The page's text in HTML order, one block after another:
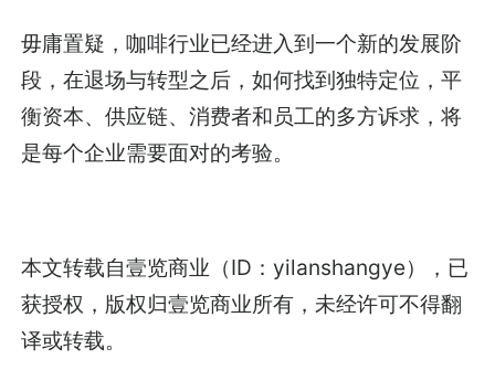
毋庸置疑，咖啡行业已经进入到一个新的发展阶
段，在退场与转型之后，如何找到独特定位，平
衡资本、供应链、消费者和员工的多方诉求，将
是每个企业需要面对的考验。
本文转载自壹览商业（ID：yilanshangye），已
获授权，版权归壹览商业所有，未经许可不得翻
译或转载。